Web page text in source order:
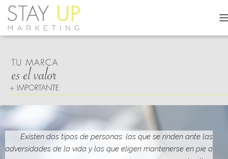
A
M
D
E
N
Existen dos tipos de personas: las que se rinden ante las
adversidades de la vida y las que eligen mantenerse en pie a